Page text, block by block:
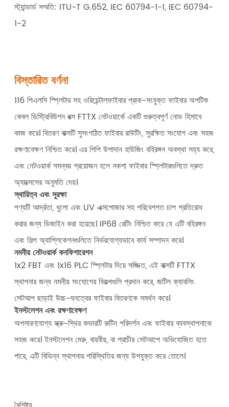
স্ট্যান্ডার্ড সম্মতি: ITU-T G.652, IEC 60794-1-1, IEC 60794-
1-2
বিস্তারিত বর্ণনা
116 পিএলসি স্প্লিটার সহ ওরিয়েন্টালফাইবার প্রাক-সংযুক্ত ফাইবার অপটিক
কেবল ডিস্ট্রিবিউশন বক্স FTTX নেটওয়ার্কে একটি গুরুত্বপূর্ণ নোড হিসাবে
কাজ করে। বিতরণ বাক্সটি সুসংগঠিত ফাইবার রাউটিং, সুরক্ষিত সংযোগ এবং সহজ
রক্ষণাবেক্ষণ নিশ্চিত করে। এর পিপি উপাদান হাউজিং বহিরঙ্গন অবস্থা সহ্য করে,
এবং নেটওয়ার্ক সমন্বয় প্রয়োজন হলে নকশা ফাইবার স্প্লিটারগুলিতে দ্রুত
অ্যাক্সেসের অনুমতি দেয়।
স্থায়িত্ব এবং সুরক্ষা
পণ্যটি আর্দ্রতা, ধুলো এবং UV এক্সপোজার সহ পরিবেশগত চাপ প্রতিরোধ
করার জন্য ডিজাইন করা হয়েছে। IP68 রেটিং নিশ্চিত করে যে এটি বহিরঙ্গন
এবং শিল্প অ্যাপ্লিকেশনগুলিতে নির্ভরযোগ্যভাবে কার্য সম্পাদন করে।
নমনীয় নেটওয়ার্ক কনফিগারেশন
1x2 FBT এবং 1x16 PLC স্প্লিটার দিয়ে সজ্জিত, এই বাক্সটি FTTX
স্থাপনার জন্য নমনীয় সংযোগের বিকল্পগুলি প্রদান করে, জটিল ক্যাবলিং
সেটআপ ছাড়াই উচ্চ-ঘনত্বের ফাইবার বিতরণকে সমর্থন করে।
ইনস্টলেশন এবং রক্ষণাবেক্ষণ
অপসারণযোগ্য স্ক্রু-স্থির কভারটি রুটিন পরিদর্শন এবং ফাইবার ব্যবস্থাপনাকে
সহজ করে। ইনস্টলেশন মেরু, বায়বীয়, বা প্রাচীর সেটআপে অভিযোজিত হতে
পারে, এটি বিভিন্ন স্থাপনার পরিস্থিতির জন্য উপযুক্ত করে তোলে।